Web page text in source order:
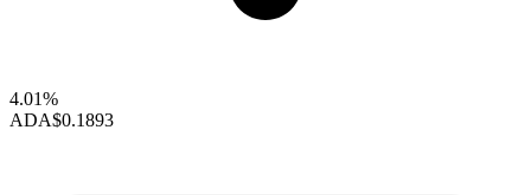
4.01%
ADA$0.1893